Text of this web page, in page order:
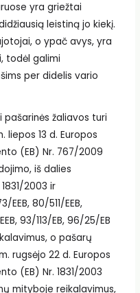
yra griežtai
leistiną jo kiekį.
o ypač avys, yra
todėl galimi
per didelis vario
pašarinės žaliavos turi
13 d. Europos
(EB) Nr. 767/2009
iš dalies
2003 ir
80/511/EEB,
93/113/EB, 96/25/EB
o pašarų
rugsėjo 22 d. Europos
(EB) Nr. 1831/2003
mityboje reikalavimus,